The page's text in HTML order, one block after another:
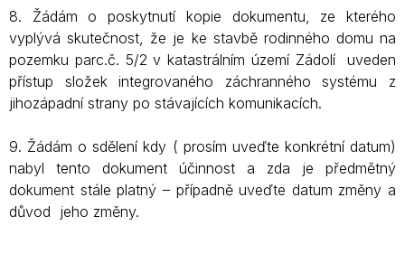
8. Žádám o poskytnutí kopie dokumentu, ze kterého
vyplývá skutečnost, že je ke stavbě rodinného domu na
pozemku parc.č. 5/2 v katastrálním území Zádolí uveden
přístup složek integrovaného záchranného systému z
jihozápadní strany po stávajících komunikacích.
9. Žádám o sdělení kdy ( prosím uveďte konkrétní datum)
nabyl tento dokument účinnost a zda je předmětný
dokument stále platný – případně uveďte datum změny a
důvod jeho změny.